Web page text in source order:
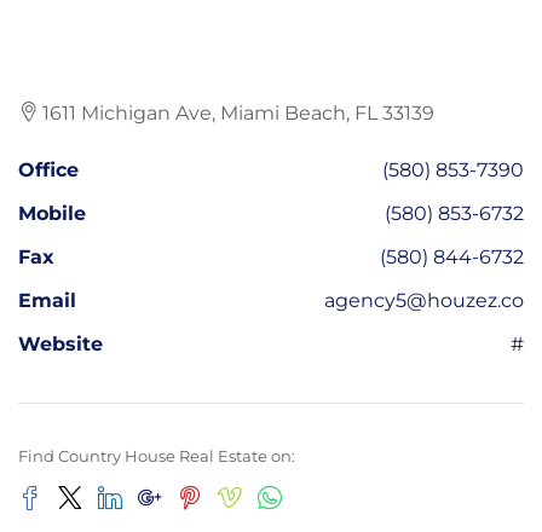
1611 Michigan Ave, Miami Beach, FL 33139
Office
(580) 853-7390
Mobile
(580) 853-6732
Fax
(580) 844-6732
Email
agency5@houzez.co
Website
#
Find Country House Real Estate on: